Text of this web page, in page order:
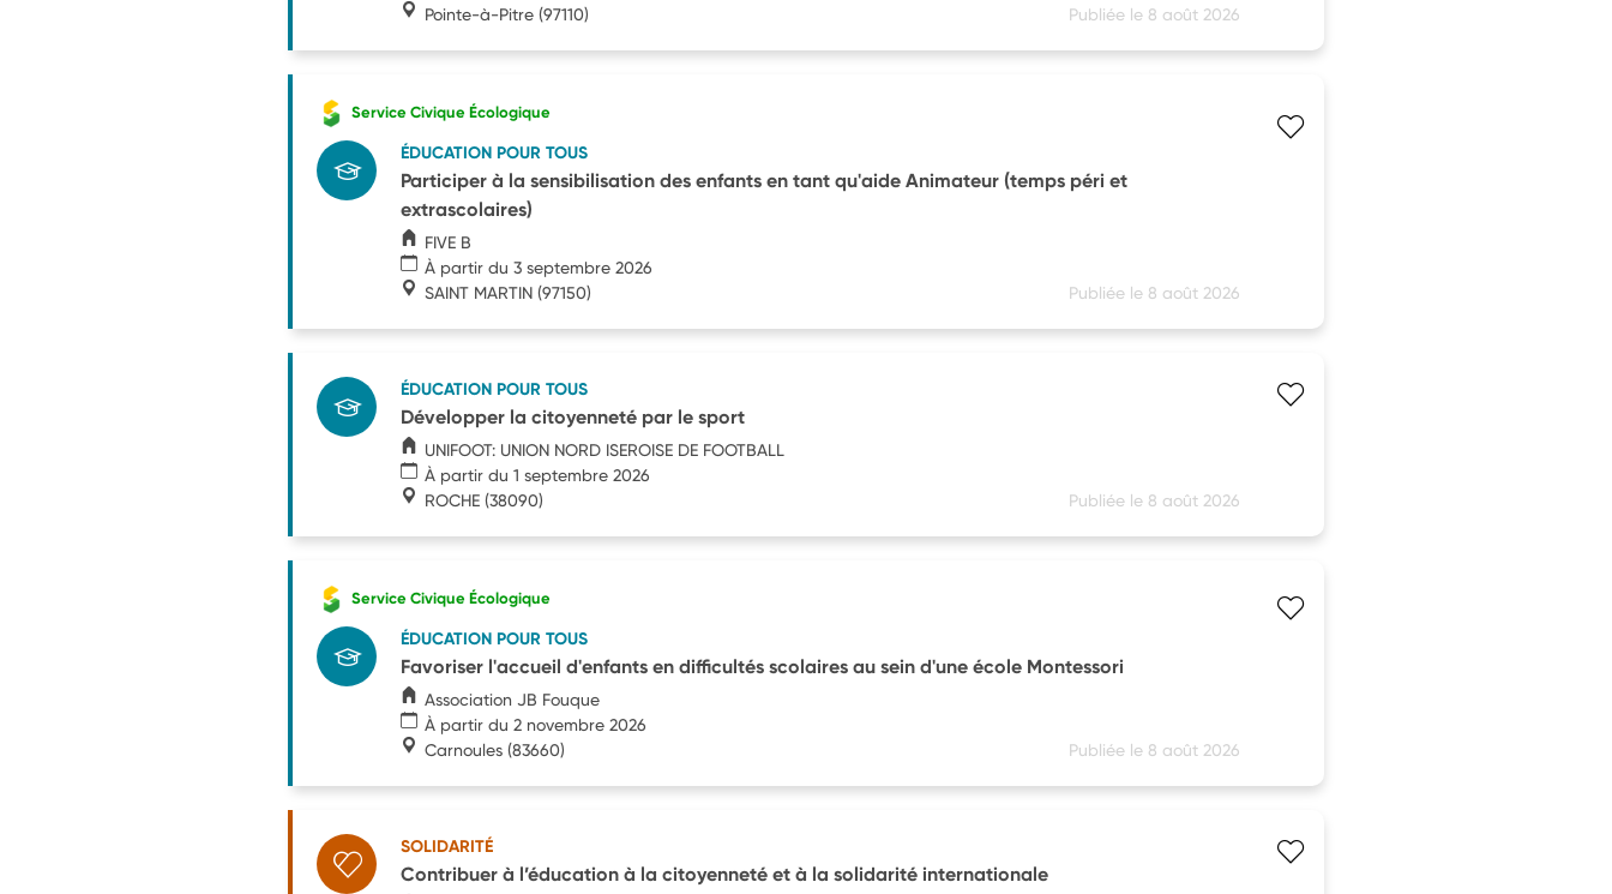
Pointe-à-Pitre (97110) Publiée le 8 août 2026
Service Civique Écologique
ÉDUCATION POUR TOUS
Participer à la sensibilisation des enfants en tant qu'aide Animateur (temps péri et
extrascolaires)
FIVE B
À partir du 3 septembre 2026
SAINT MARTIN (97150) Publiée le 8 août 2026
ÉDUCATION POUR TOUS
Développer la citoyenneté par le sport
UNIFOOT: UNION NORD ISEROISE DE FOOTBALL
À partir du 1 septembre 2026
ROCHE (38090) Publiée le 8 août 2026
Service Civique Écologique
ÉDUCATION POUR TOUS
Favoriser l'accueil d'enfants en difficultés scolaires au sein d'une école Montessori
Association JB Fouque
À partir du 2 novembre 2026
Carnoules (83660) Publiée le 8 août 2026
SOLIDARITÉ
Contribuer à l’éducation à la citoyenneté et à la solidarité internationale